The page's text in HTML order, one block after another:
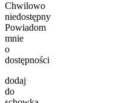
Chwilowo
niedostępny
Powiadom
mnie
o
dostępności
dodaj
do